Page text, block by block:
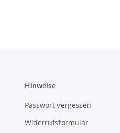
Hinweise
Passwort vergessen
Widerrufsformular